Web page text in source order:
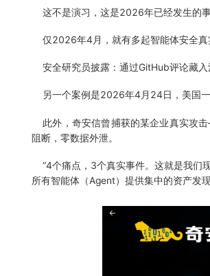
这不是演习，这是2026年已经发生的
仅2026年4月，就有多起智能体安全真
安全研究员披露：通过GitHub评论藏入
另一个案例是2026年4月24日，美国一
此外，奇安信曾捕获的某企业真实攻
阻断，零数据外泄。
“4个痛点，3个真实事件。这就是我们
所有智能体（Agent）提供集中的资产发